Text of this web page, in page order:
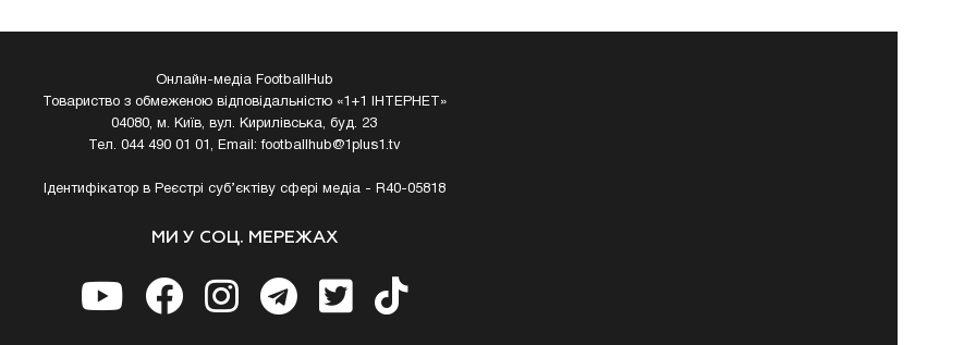
Онлайн-медіа FootballHub
Товариство з обмеженою відповідальністю «1+1 ІНТЕРНЕТ»
04080, м. Київ, вул. Кирилівська, буд. 23
Тел. 044 490 01 01, Email:footballhub@1plus1.tv
Ідентифікатор в Реєстрі суб’єктіву сфері медіа - R40-05818
МИ У СОЦ. МЕРЕЖАХ